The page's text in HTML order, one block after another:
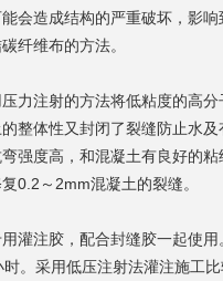
会造成结构的严重破坏，影
纤维布的方法。
力注射的方法将低粘度的高
整体性又封闭了裂缝防止水
强度高，和混凝土有良好的
0.2～2mm混凝土的裂缝。
灌注胶，配合封缝胶一起使
。采用低压注射法灌注施工